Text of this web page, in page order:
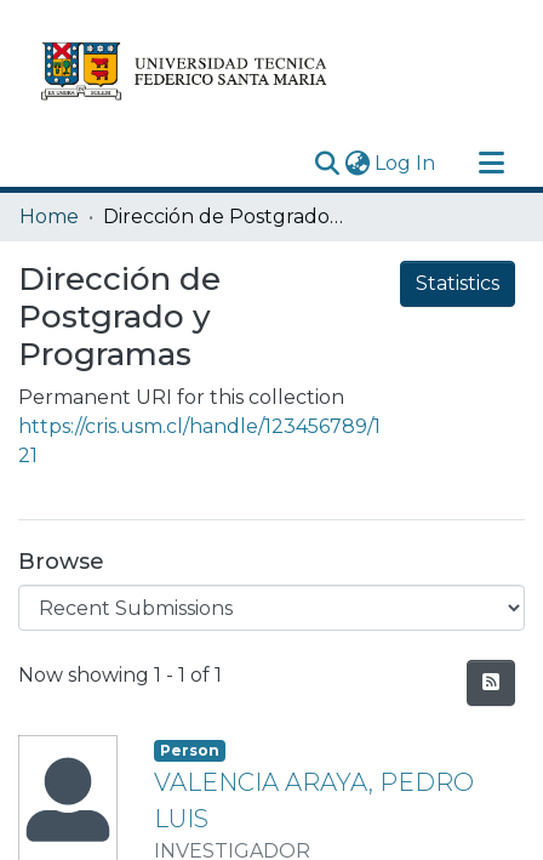
Log In (current)
Research Outputs
Acerca de
Depósito
Home Dirección de Postgrado y Programas
Dirección de
Postgrado y
Programas
Permanent URI for this collection
https://cris.usm.cl/handle/123456789/1
21
Statistics
Browse
Recent Submissions
Now showing 1 - 1 of 1
Person
VALENCIA ARAYA, PEDRO
LUIS
INVESTIGADOR